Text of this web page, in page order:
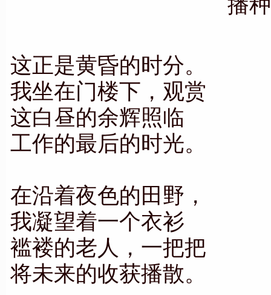
这正是黄昏的时分。
我坐在门楼下，观赏
这白昼的余辉照临
工作的最后的时光。
在沿着夜色的田野，
我凝望着一个衣衫
褴褛的老人，一把把
将未来的收获播散。